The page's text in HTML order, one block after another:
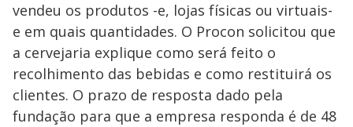
vendeu os produtos -e, lojas físicas ou virtuais-
e em quais quantidades. O Procon solicitou que
a cervejaria explique como será feito o
recolhimento das bebidas e como restituirá os
clientes. O prazo de resposta dado pela
fundação para que a empresa responda é de 48